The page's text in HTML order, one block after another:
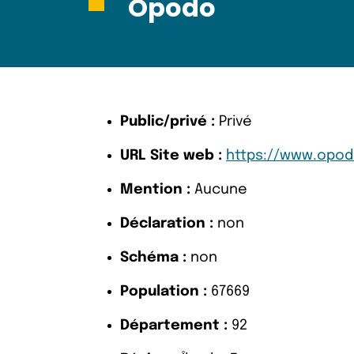
Opodo
Public/privé : Privé
URL Site web : https://
Mention : Aucune
Déclaration : non
Schéma : non
Population : 67669
Département : 92